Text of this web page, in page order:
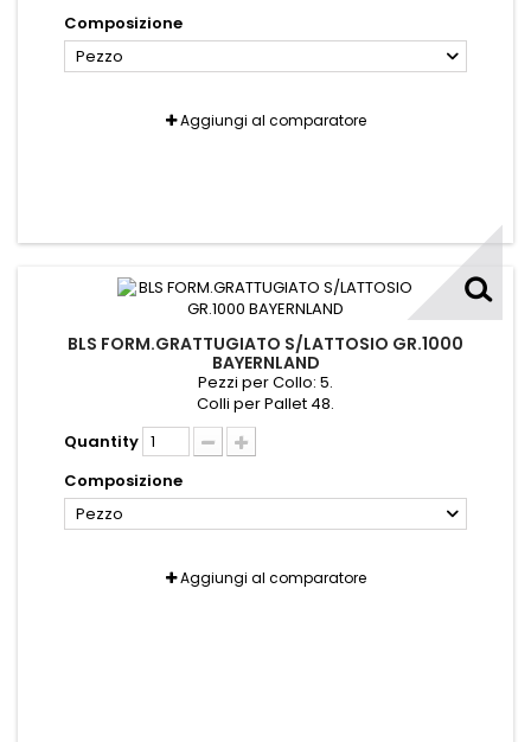
Composizione
Pezzo
Aggiungi al comparatore
BLS FORM.GRATTUGIATO S/LATTOSIO GR.1000
BAYERNLAND
Pezzi per Collo: 5.
Colli per Pallet 48.
Quantity
Composizione
Pezzo
Aggiungi al comparatore